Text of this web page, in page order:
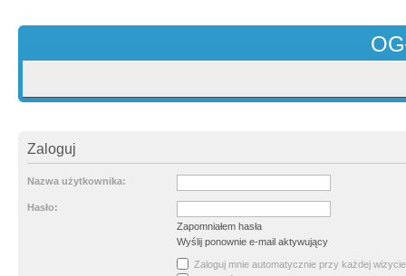
Zaloguj
Nazwa użytkownika:
Hasło:
Zapomniałem hasła
Wyślij ponownie e-mail aktywujący
Zaloguj mnie automatycznie przy każdej wizycie